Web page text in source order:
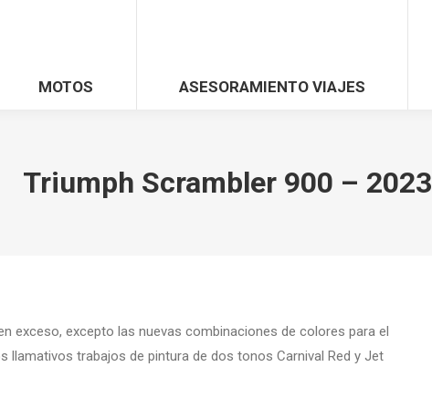
MOTOS ASESORAMIENTO VIAJES
Triumph Scrambler 900 – 2023
exceso, excepto las nuevas combinaciones de colores para el
llamativos trabajos de pintura de dos tonos Carnival Red y Jet